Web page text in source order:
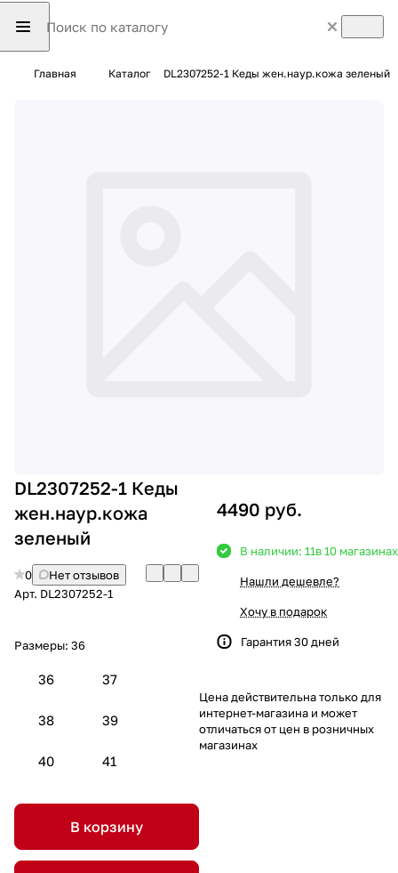
Главная Каталог DL2307252-1 Кеды жен.наур.кожа зеленый
DL2307252-1 Кеды
жен.наур.кожа
зеленый
0
Нет отзывов
Арт. DL2307252-1
Размеры: 36
36 37
38 39
40 41
В корзину
4490 руб.
В наличии: 11в 10 магазинах
Нашли дешевле?
Хочу в подарок
Гарантия 30 дней
Цена действительна только для
интернет-магазина и может
отличаться от цен в розничных
магазинах